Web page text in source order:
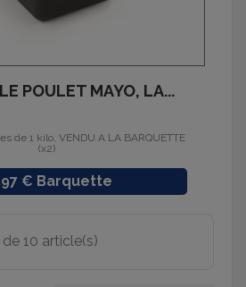
POULET MAYO, LA...
de 1 kilo, VENDU A LA BARQUETTE
(x2)
€ Barquette
10 article(s)